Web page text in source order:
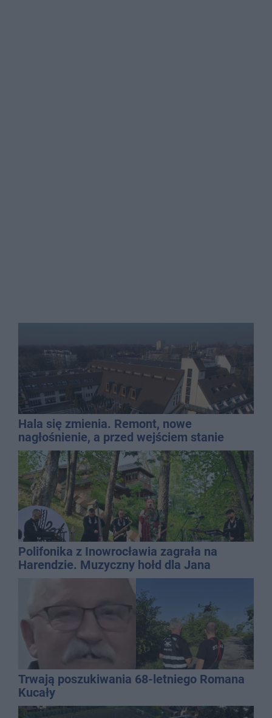
Hala się zmienia. Remont, nowe
nagłośnienie, a przed wejściem stanie
QEMETICA ARENA
Polifonika z Inowrocławia zagrała na
Harendzie. Muzyczny hołd dla Jana
Kasprowicza
Trwają poszukiwania 68-letniego Romana
Kucały